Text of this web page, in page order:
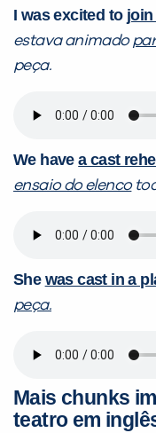
I was excited to join
estava animado
peça.
We havea cast
ensaio do elenco
She was cast in a
peça.
Mais chunks
teatro em